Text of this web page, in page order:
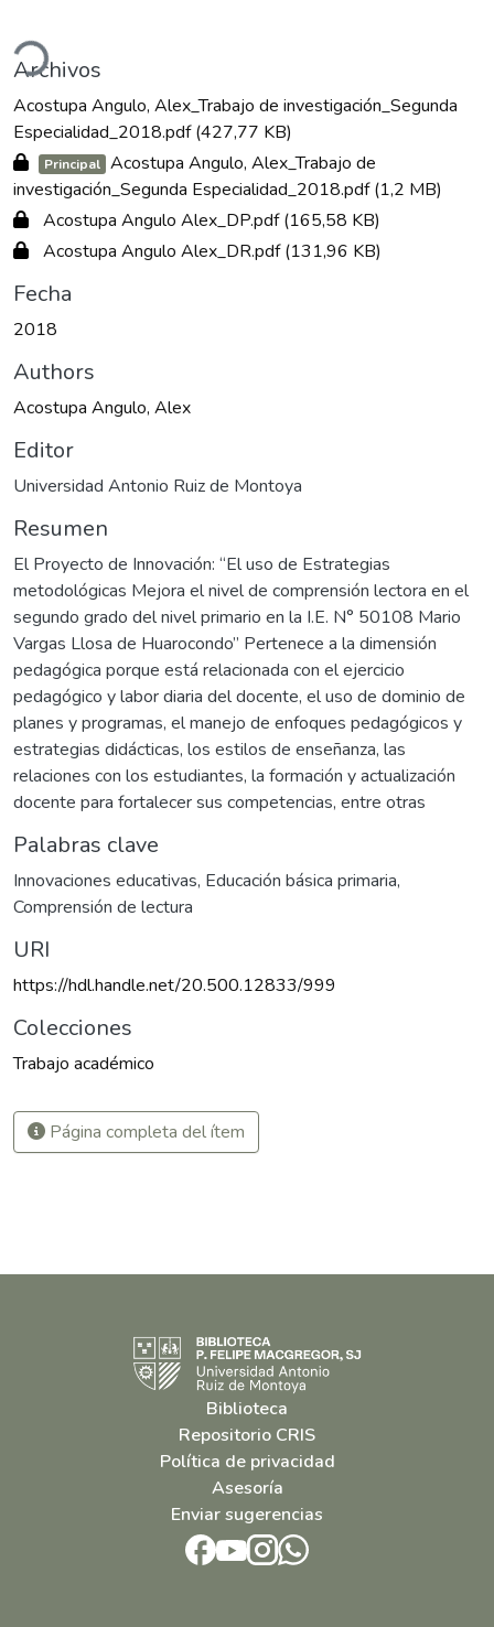
Archivos
Acostupa Angulo, Alex_Trabajo de investigación_Segunda
Especialidad_2018.pdf(427,77 KB)
Principal Acostupa Angulo, Alex_Trabajo de
investigación_Segunda Especialidad_2018.pdf(1,2 MB)
Acostupa Angulo Alex_DP.pdf(165,58 KB)
Acostupa Angulo Alex_DR.pdf(131,96 KB)
Fecha
2018
Authors
Acostupa Angulo, Alex
Editor
Universidad Antonio Ruiz de Montoya
Resumen
El Proyecto de Innovación: “El uso de Estrategias
metodológicas Mejora el nivel de comprensión lectora en el
segundo grado del nivel primario en la I.E. N° 50108 Mario
Vargas Llosa de Huarocondo” Pertenece a la dimensión
pedagógica porque está relacionada con el ejercicio
pedagógico y labor diaria del docente, el uso de dominio de
planes y programas, el manejo de enfoques pedagógicos y
estrategias didácticas, los estilos de enseñanza, las
relaciones con los estudiantes, la formación y actualización
docente para fortalecer sus competencias, entre otras
Palabras clave
Innovaciones educativas, Educación básica primaria,
Comprensión de lectura
URI
https://hdl.handle.net/20.500.12833/999
Colecciones
Trabajo académico
Página completa del ítem
Biblioteca
Repositorio CRIS
Política de privacidad
Asesoría
Enviar sugerencias